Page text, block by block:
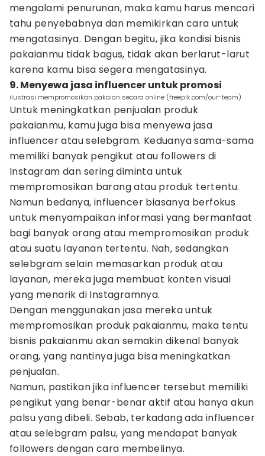
mengalami penurunan, maka kamu harus mencari
tahu penyebabnya dan memikirkan cara untuk
mengatasinya. Dengan begitu, jika kondisi bisnis
pakaianmu tidak bagus, tidak akan berlarut-larut
karena kamu bisa segera mengatasinya.
9. Menyewa jasa influencer untuk promosi
ilustrasi mempromosikan pakaian secara online (freepik.com/our-team)
Untuk meningkatkan penjualan produk
pakaianmu, kamu juga bisa menyewa jasa
influencer atau selebgram. Keduanya sama-sama
memiliki banyak pengikut atau followers di
Instagram dan sering diminta untuk
mempromosikan barang atau produk tertentu.
Namun bedanya, influencer biasanya berfokus
untuk menyampaikan informasi yang bermanfaat
bagi banyak orang atau mempromosikan produk
atau suatu layanan tertentu. Nah, sedangkan
selebgram selain memasarkan produk atau
layanan, mereka juga membuat konten visual
yang menarik di Instagramnya.
Dengan menggunakan jasa mereka untuk
mempromosikan produk pakaianmu, maka tentu
bisnis pakaianmu akan semakin dikenal banyak
orang, yang nantinya juga bisa meningkatkan
penjualan.
Namun, pastikan jika influencer tersebut memiliki
pengikut yang benar-benar aktif atau hanya akun
palsu yang dibeli. Sebab, terkadang ada influencer
atau selebgram palsu, yang mendapat banyak
followers dengan cara membelinya.